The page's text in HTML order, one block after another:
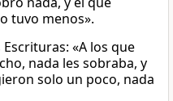
tuvo menos».
«A los que
nada les sobraba, y
solo un poco, nada